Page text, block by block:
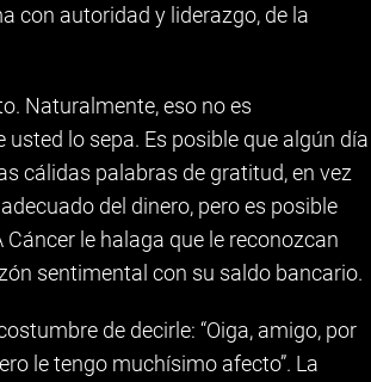
con autoridad y liderazgo, de la
Naturalmente, eso no es
lo sepa. Es posible que algún día
cálidas palabras de gratitud, en vez
del dinero, pero es posible
le halaga que le reconozcan
sentimental con su saldo bancario.
de decirle: “Oiga, amigo, por
le tengo muchísimo afecto”. La